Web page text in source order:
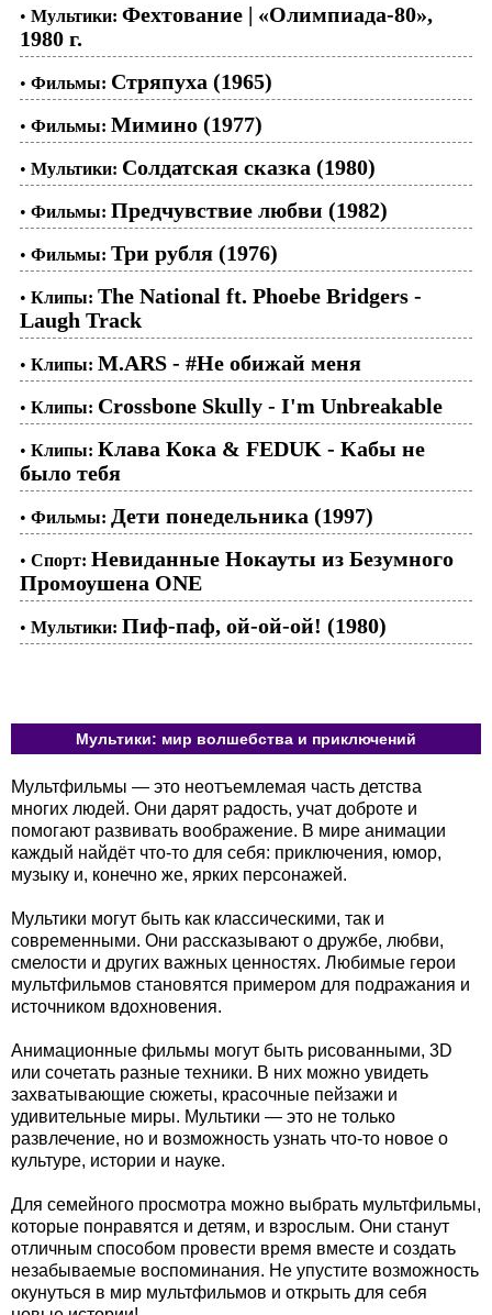
• Мультики: Фехтование | «Олимпиада-80»,
1980 г.
• Фильмы: Стряпуха (1965)
• Фильмы: Мимино (1977)
• Мультики: Солдатская сказка (1980)
• Фильмы: Предчувствие любви (1982)
• Фильмы: Три рубля (1976)
• Клипы: The National ft. Phoebe Bridgers -
Laugh Track
• Клипы: M.ARS - #Не обижай меня
• Клипы: Crossbone Skully - I'm Unbreakable
• Клипы: Клава Кока & FEDUK - Кабы не
было тебя
• Фильмы: Дети понедельника (1997)
• Спорт: Невиданные Нокауты из Безумного
Промоушена ONE
• Мультики: Пиф-паф, ой-ой-ой! (1980)
Мультики: мир волшебства и приключений
Мультфильмы — это неотъемлемая часть детства
многих людей. Они дарят радость, учат доброте и
помогают развивать воображение. В мире анимации
каждый найдёт что-то для себя: приключения, юмор,
музыку и, конечно же, ярких персонажей.
Мультики могут быть как классическими, так и
современными. Они рассказывают о дружбе, любви,
смелости и других важных ценностях. Любимые герои
мультфильмов становятся примером для подражания и
источником вдохновения.
Анимационные фильмы могут быть рисованными, 3D
или сочетать разные техники. В них можно увидеть
захватывающие сюжеты, красочные пейзажи и
удивительные миры. Мультики — это не только
развлечение, но и возможность узнать что-то новое о
культуре, истории и науке.
Для семейного просмотра можно выбрать мультфильмы,
которые понравятся и детям, и взрослым. Они станут
отличным способом провести время вместе и создать
незабываемые воспоминания. Не упустите возможность
окунуться в мир мультфильмов и открыть для себя